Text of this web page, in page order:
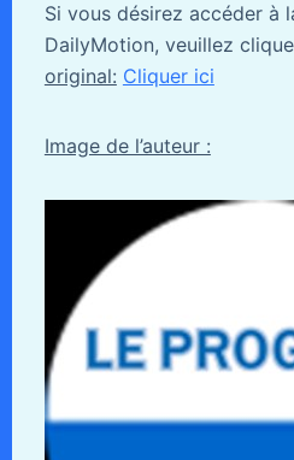
Si vous désirez accéder à
DailyMotion, veuillez
original: Cliquer ici
Image de l’auteur :